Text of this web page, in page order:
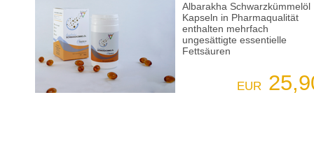
Albarakha Schwarzkümmelöl
Kapseln in Pharmaqualität
enthalten mehrfach
ungesättigte essentielle
Fettsäuren
EUR